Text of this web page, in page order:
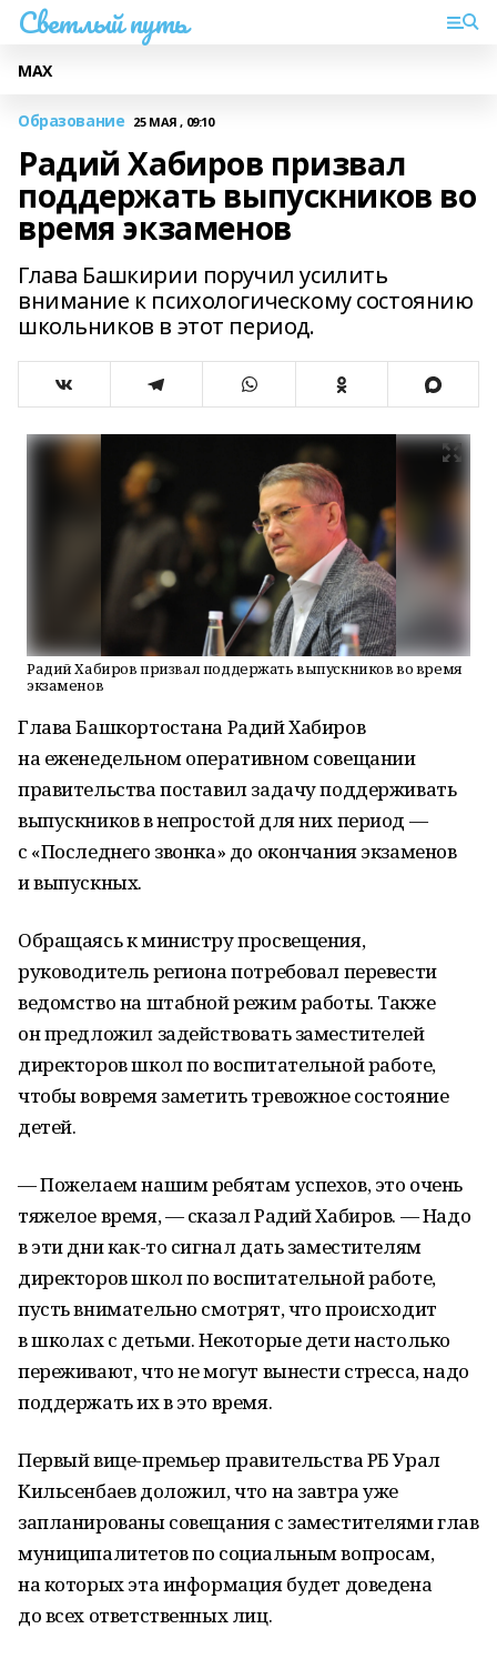
Светлый путь
МАХ
Образование 25 МАЯ , 09:10
Радий Хабиров призвал
поддержать выпускников во
время экзаменов
Глава Башкирии поручил усилить
внимание к психологическому состоянию
школьников в этот период.
Радий Хабиров призвал поддержать выпускников во время
экзаменов
Глава Башкортостана Радий Хабиров
на еженедельном оперативном совещании
правительства поставил задачу поддерживать
выпускников в непростой для них период —
с «Последнего звонка» до окончания экзаменов
и выпускных.
Обращаясь к министру просвещения,
руководитель региона потребовал перевести
ведомство на штабной режим работы. Также
он предложил задействовать заместителей
директоров школ по воспитательной работе,
чтобы вовремя заметить тревожное состояние
детей.
— Пожелаем нашим ребятам успехов, это очень
тяжелое время, — сказал Радий Хабиров. — Надо
в эти дни как-то сигнал дать заместителям
директоров школ по воспитательной работе,
пусть внимательно смотрят, что происходит
в школах с детьми. Некоторые дети настолько
переживают, что не могут вынести стресса, надо
поддержать их в это время.
Первый вице-премьер правительства РБ Урал
Кильсенбаев доложил, что на завтра уже
запланированы совещания с заместителями глав
муниципалитетов по социальным вопросам,
на которых эта информация будет доведена
до всех ответственных лиц.